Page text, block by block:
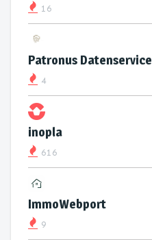
16
Patronus Datenservice
4
inopla
616
ImmoWebport
9